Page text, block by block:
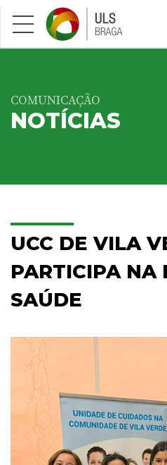
Saltar para conteúdo principal
COMUNICAÇÃO
NOTÍCIAS
UCC DE VILA
PARTICIPA NA
SAÚDE